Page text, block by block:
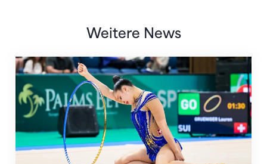
Weitere News
Nächster Halt: Weltmeisterschaft